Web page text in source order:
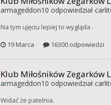
armageddon10 odpowiedział
Na tym ujęciu lepiej to wygląda .
19 Marca
16300 odpowiedzi
Klub Miłośników Zegarków
armageddon10 odpowiedział
Widać że patelnia.